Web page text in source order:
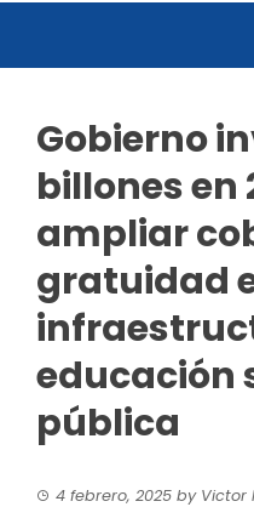
Gobierno
billones en
ampliar
gratuidad
educación
pública
4 febrero, 2025 by Victor